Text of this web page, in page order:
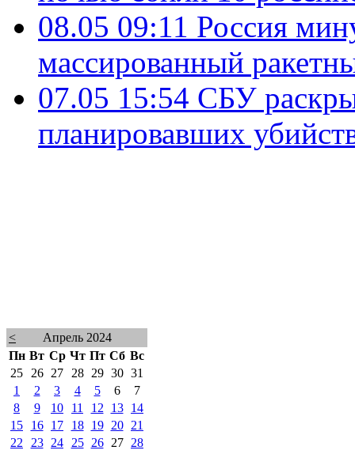
08.05 09:11 Россия
массированный
07.05 15:54 СБУ
планировавших
<
Апрель 2024
Пн Вт Ср Чт Пт Сб Вс
25
26 27 28 29 30 31
1
2 3 4 5 6
7
8
9 10 11 12 13
14
15
16 17 18 19 20
21
22
23 24 25 26 27
28